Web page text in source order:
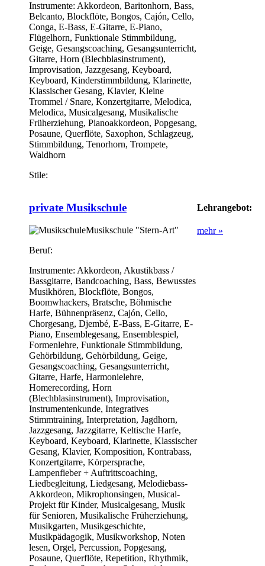
Instrumente: Akkordeon, Baritonhorn, Bass,
Belcanto, Blockflöte, Bongos, Cajón, Cello,
Conga, E-Bass, E-Gitarre, E-Piano,
Flügelhorn, Funktionale Stimmbildung,
Geige, Gesangscoaching, Gesangsunterricht,
Gitarre, Horn (Blechblasinstrument),
Improvisation, Jazzgesang, Keyboard,
Keyboard, Kinderstimmbildung, Klarinette,
Klassischer Gesang, Klavier, Kleine
Trommel / Snare, Konzertgitarre, Melodica,
Melodica, Musicalgesang, Musikalische
Früherziehung, Pianoakkordeon, Popgesang,
Posaune, Querflöte, Saxophon, Schlagzeug,
Stimmbildung, Tenorhorn, Trompete,
Waldhorn
Stile:
private Musikschule
Musikschule "Stern-Art"
Beruf:
Instrumente: Akkordeon, Akustikbass /
Bassgitarre, Bandcoaching, Bass, Bewusstes
Musikhören, Blockflöte, Bongos,
Boomwhackers, Bratsche, Böhmische
Harfe, Bühnenpräsenz, Cajón, Cello,
Chorgesang, Djembé, E-Bass, E-Gitarre, E-
Piano, Ensemblegesang, Ensemblespiel,
Formenlehre, Funktionale Stimmbildung,
Gehörbildung, Gehörbildung, Geige,
Gesangscoaching, Gesangsunterricht,
Gitarre, Harfe, Harmonielehre,
Homerecording, Horn
(Blechblasinstrument), Improvisation,
Instrumentenkunde, Integratives
Stimmtraining, Interpretation, Jagdhorn,
Jazzgesang, Jazzgitarre, Keltische Harfe,
Keyboard, Keyboard, Klarinette, Klassischer
Gesang, Klavier, Komposition, Kontrabass,
Konzertgitarre, Körpersprache,
Lampenfieber + Auftrittscoaching,
Liedbegleitung, Liedgesang, Melodiebass-
Akkordeon, Mikrophonsingen, Musical-
Projekt für Kinder, Musicalgesang, Musik
für Senioren, Musikalische Früherziehung,
Musikgarten, Musikgeschichte,
Musikpädagogik, Musikworkshop, Noten
lesen, Orgel, Percussion, Popgesang,
Posaune, Querflöte, Repetition, Rhythmik,
Lehrangebot:
mehr »